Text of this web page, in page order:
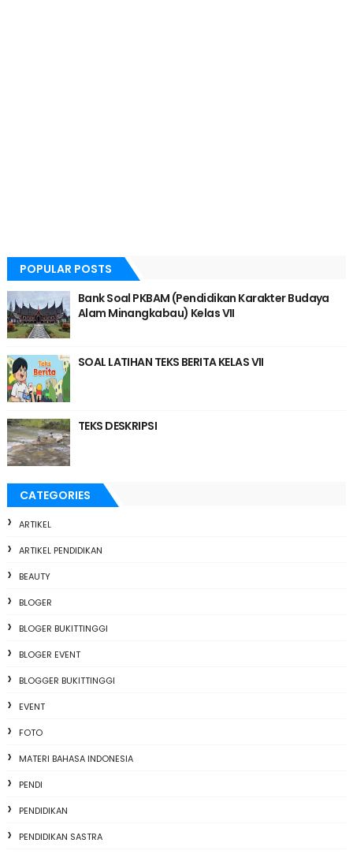
POPULAR POSTS
Bank Soal PKBAM (Pendidikan Karakter Budaya
Alam Minangkabau) Kelas VII
SOAL LATIHAN TEKS BERITA KELAS VII
TEKS DESKRIPSI
CATEGORIES
ARTIKEL
ARTIKEL PENDIDIKAN
BEAUTY
BLOGER
BLOGER BUKITTINGGI
BLOGER EVENT
BLOGGER BUKITTINGGI
EVENT
FOTO
MATERI BAHASA INDONESIA
PENDI
PENDIDIKAN
PENDIDIKAN SASTRA